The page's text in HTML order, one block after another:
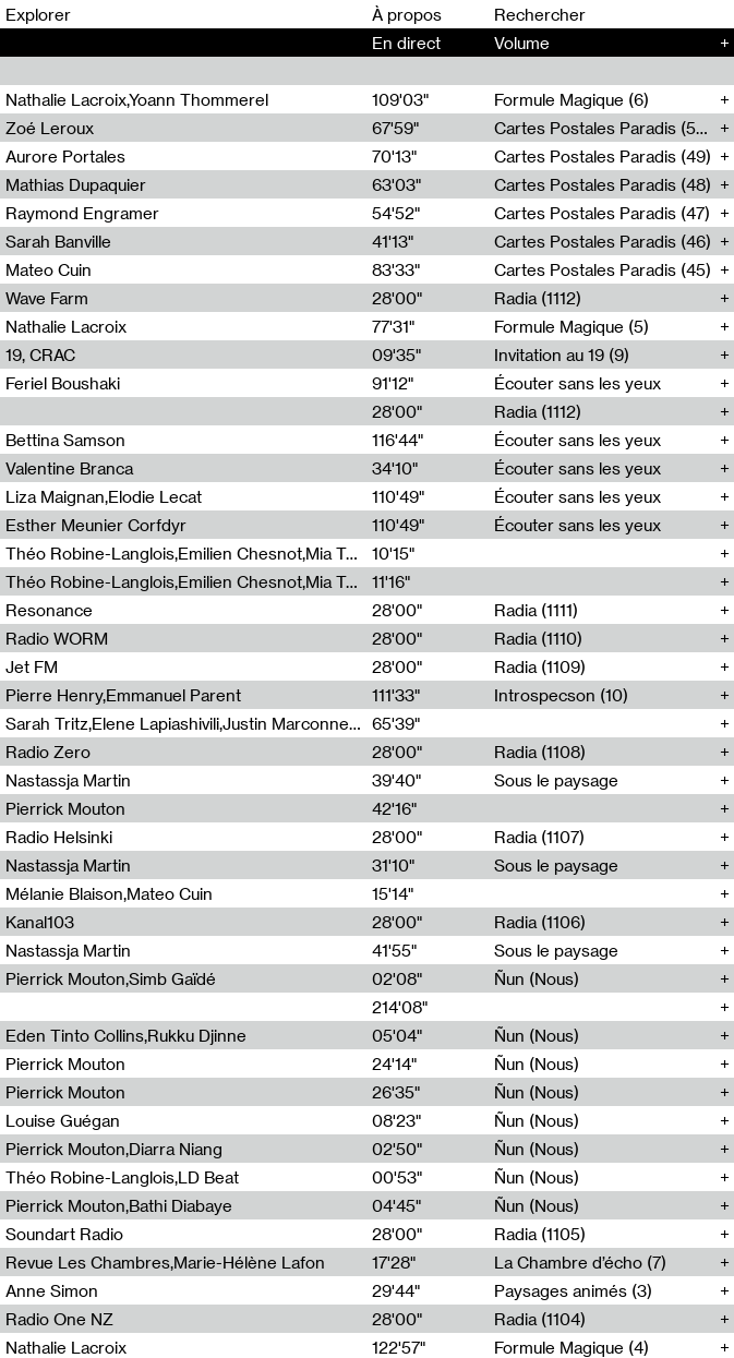
Explorer
À propos
En direct Volume +
Nathalie Lacroix,Yoann Thommerel 109'03"
Formule Magique (6)
Zoé Leroux 67'59"
Cartes Postales Paradis (50)
Aurore Portales 70'13"
Cartes Postales Paradis (49)
Mathias Dupaquier 63'03"
Cartes Postales Paradis (48)
Raymond Engramer 54'52"
Cartes Postales Paradis (47)
Sarah Banville 41'13"
Cartes Postales Paradis (46)
Mateo Cuin 83'33"
Cartes Postales Paradis (45)
Wave Farm 28'00"
Radia (1112)
Nathalie Lacroix 77'31"
Formule Magique (5)
19, CRAC 09'35"
Invitation au 19 (9)
Feriel Boushaki 91'12"
Écouter sans les yeux
28'00"
Radia (1112)
Bettina Samson 116'44"
Écouter sans les yeux
Valentine Branca 34'10"
Écouter sans les yeux
Liza Maignan,Elodie Lecat 110'49"
Écouter sans les yeux
Esther Meunier Corfdyr 110'49"
Écouter sans les yeux
Théo Robine-Langlois,Emilien Chesnot,Mia Trabalon
10'15"
Théo Robine-Langlois,Emilien Chesnot,Mia Trabalon
11'16"
Resonance 28'00"
Radia (1111)
Radio WORM 28'00"
Radia (1110)
Jet FM 28'00"
Radia (1109)
Pierre Henry,Emmanuel Parent 111'33"
Introspecson (10)
Sarah Tritz,Elene Lapiashivili,Justin Marconnet,Mateo Cuche,Esther Lechevalier,Suzie Lecroart,Romance Castelet
65'39"
Radio Zero 28'00"
Radia (1108)
Nastassja Martin 39'40"
Sous le paysage
Pierrick Mouton
42'16"
Radio Helsinki 28'00"
Radia (1107)
Nastassja Martin 31'10"
Sous le paysage
Mélanie Blaison,Mateo Cuin
15'14"
Kanal103 28'00"
Radia (1106)
Nastassja Martin 41'55"
Sous le paysage
Pierrick Mouton,Simb Gaïdé 02'08"
Ñun (Nous)
214'08"
Eden Tinto Collins,Rukku Djinne 05'04"
Ñun (Nous)
Pierrick Mouton 24'14"
Ñun (Nous)
Pierrick Mouton 26'35"
Ñun (Nous)
Louise Guégan 08'23"
Ñun (Nous)
Pierrick Mouton,Diarra Niang 02'50"
Ñun (Nous)
Théo Robine-Langlois,LD Beat 00'53"
Ñun (Nous)
Pierrick Mouton,Bathi Diabaye 04'45"
Ñun (Nous)
Soundart Radio 28'00"
Radia (1105)
Revue Les Chambres,Marie-Hélène Lafon 17'28"
La Chambre d’écho (7)
Anne Simon 29'44"
Paysages animés (3)
Radio One NZ 28'00"
Radia (1104)
Nathalie Lacroix 122'57"
Formule Magique (4)
00
00